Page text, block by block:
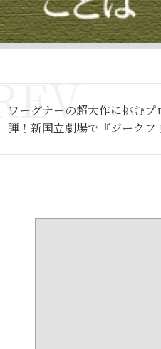
ワーグナーの超大作に挑むプ
弾！新国立劇場で『ジークフ